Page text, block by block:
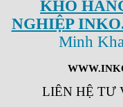
KHO
NGHIỆP
Minh
LIÊN HỆ TƯ